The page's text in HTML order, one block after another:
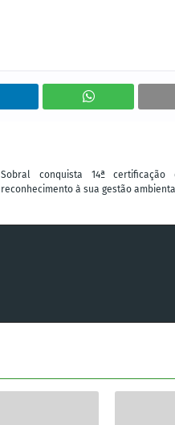
Sobral conquista 14ª
reconhecimento à sua gestão